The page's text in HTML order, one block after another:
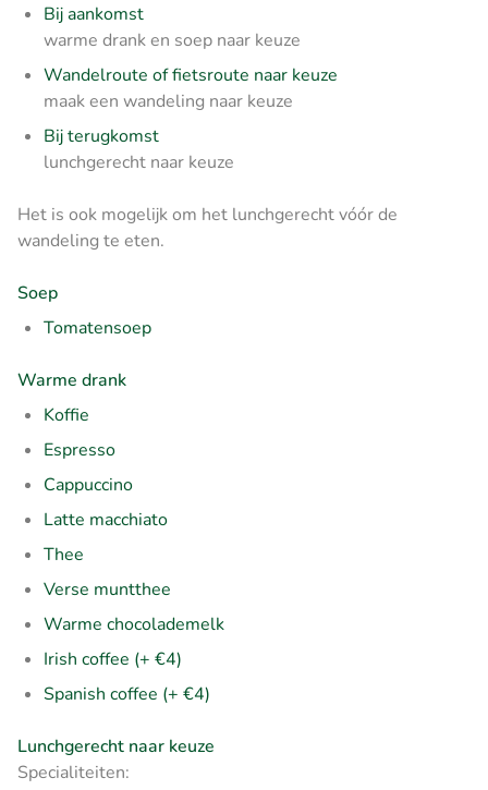
Bij aankomst
warme drank en soep naar keuze
Wandelroute of fietsroute naar keuze
maak een wandeling naar keuze
Bij terugkomst
lunchgerecht naar keuze
Het is ook mogelijk om het lunchgerecht vóór de
wandeling te eten.
Soep
Tomatensoep
Warme drank
Koffie
Espresso
Cappuccino
Latte macchiato
Thee
Verse muntthee
Warme chocolademelk
Irish coffee (+ €4)
Spanish coffee (+ €4)
Lunchgerecht naar keuze
Specialiteiten: